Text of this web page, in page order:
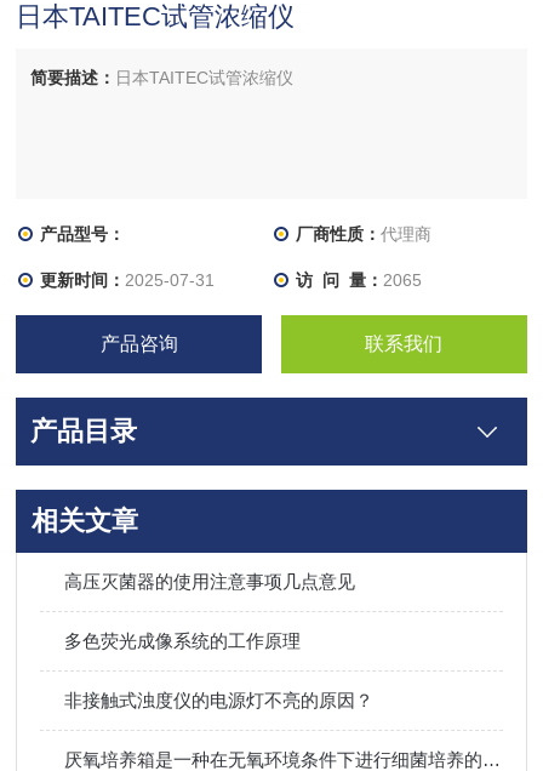
日本TAITEC试管浓缩仪
简要描述： 日本TAITEC试管浓缩仪
产品型号： 厂商性质： 代理商
更新时间： 2025-07-31 访 问 量： 2065
产品咨询 联系我们
产品目录
相关文章
高压灭菌器的使用注意事项几点意见
多色荧光成像系统的工作原理
非接触式浊度仪的电源灯不亮的原因？
厌氧培养箱是一种在无氧环境条件下进行细菌培养的设备